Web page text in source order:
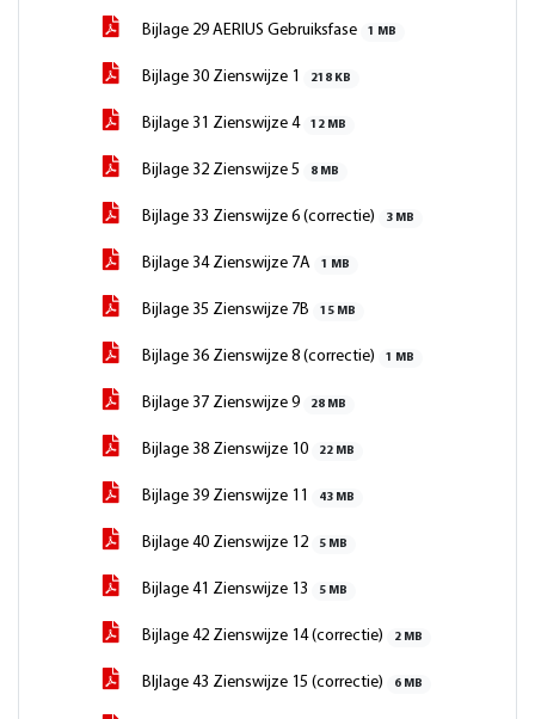
Bijlage 29 AERIUS Gebruiksfase 1 MB
Bijlage 30 Zienswijze 1 218 KB
Bijlage 31 Zienswijze 4 12 MB
Bijlage 32 Zienswijze 5 8 MB
Bijlage 33 Zienswijze 6 (correctie) 3 MB
Bijlage 34 Zienswijze 7A 1 MB
Bijlage 35 Zienswijze 7B 15 MB
Bijlage 36 Zienswijze 8 (correctie) 1 MB
Bijlage 37 Zienswijze 9 28 MB
Bijlage 38 Zienswijze 10 22 MB
Bijlage 39 Zienswijze 11 43 MB
Bijlage 40 Zienswijze 12 5 MB
Bijlage 41 Zienswijze 13 5 MB
Bijlage 42 Zienswijze 14 (correctie) 2 MB
BIjlage 43 Zienswijze 15 (correctie) 6 MB